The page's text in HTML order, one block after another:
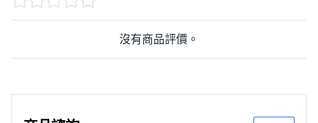
沒有商品評價。